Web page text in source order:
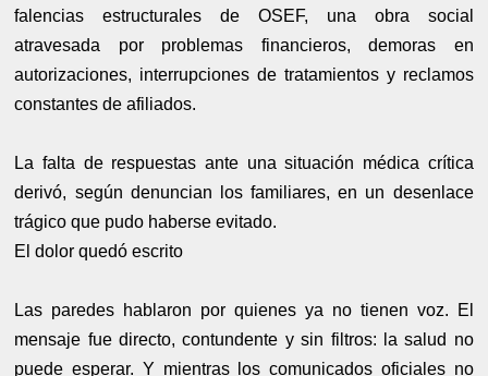
falencias estructurales de OSEF, una obra social
atravesada por problemas financieros, demoras en
autorizaciones, interrupciones de tratamientos y reclamos
constantes de afiliados.
La falta de respuestas ante una situación médica crítica
derivó, según denuncian los familiares, en un desenlace
trágico que pudo haberse evitado.
El dolor quedó escrito
Las paredes hablaron por quienes ya no tienen voz. El
mensaje fue directo, contundente y sin filtros: la salud no
puede esperar. Y mientras los comunicados oficiales no